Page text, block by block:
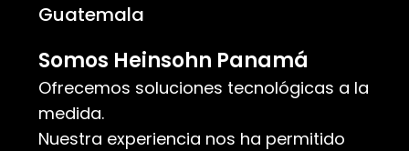
Guatemala
Somos Heinsohn Panamá
Ofrecemos soluciones tecnológicas a la
medida.
Nuestra experiencia nos ha permitido